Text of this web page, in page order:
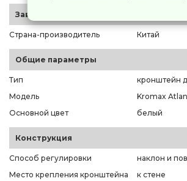
Заводские данные
Страна-производитель Китай
Общие параметры
Тип
кронштейн
Модель
Kromax
Основной цвет
белый
Конструкция
Способ регулировки
наклон и
Место крепления кронштейна
к стене